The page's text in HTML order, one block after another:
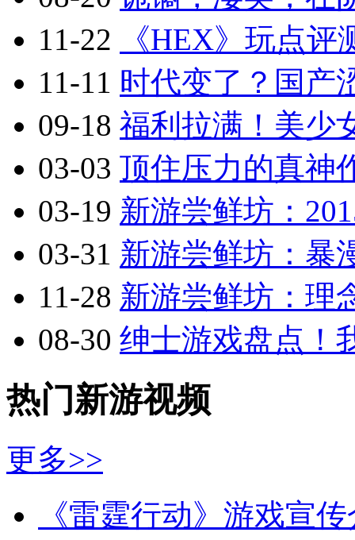
11-22
《HEX》玩点
11-11 时代变了？国产
09-18 福利拉满！美少
03-03 顶住压力的真神
03-19 新游尝鲜坊：
03-31 新游尝鲜坊：暴
11-28 新游尝鲜坊：理
08-30 绅士游戏盘点！
热门新游视频
更多>>
《雷霆行动》游戏宣